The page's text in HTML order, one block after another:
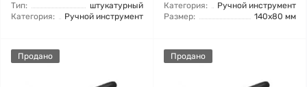
Тип:
штукатурный
Категория:
Ручной инструмент
Категория:
Ручной инструмент
Размер:
140x80 мм
Продано Продано